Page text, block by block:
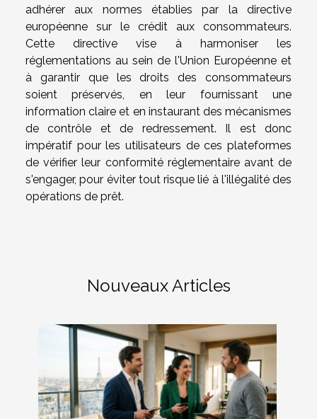
adhérer aux normes établies par la directive
européenne sur le crédit aux consommateurs.
Cette directive vise à harmoniser les
réglementations au sein de l'Union Européenne et
à garantir que les droits des consommateurs
soient préservés, en leur fournissant une
information claire et en instaurant des mécanismes
de contrôle et de redressement. Il est donc
impératif pour les utilisateurs de ces plateformes
de vérifier leur conformité réglementaire avant de
s'engager, pour éviter tout risque lié à l'illégalité des
opérations de prêt.
Nouveaux Articles